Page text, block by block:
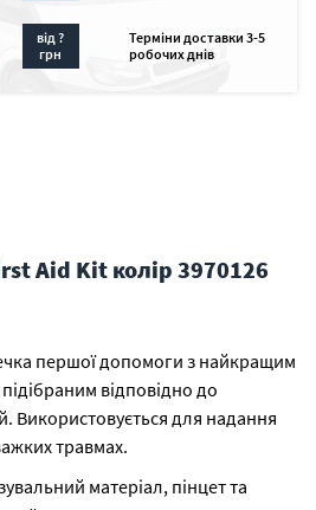
від ?
грн
Терміни доставки 3-5
робочих днів
Aid Kit колір 3970126
першої допомоги з найкращим
відповідно до
Використовується для надання
травмах.
матеріал, пінцет та